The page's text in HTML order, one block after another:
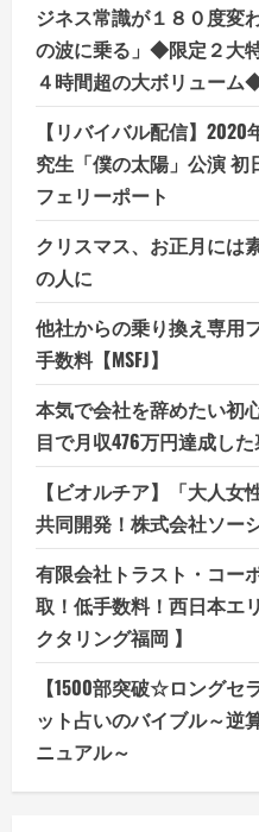
ジネス常識が１８０度変
の波に乗る」◆限定２大
４時間超の大ボリューム
【リバイバル配信】2020
究生「僕の太陽」公演
フェリーポート
クリスマス、お正月には
の人に
他社からの乗り換え専用
手数料【MSFJ】
本気で会社を辞めたい初
目で月収476万円達成し
【ビオルチア】「大人
共同開発！株式会社ソー
有限会社トラスト・コー
取！低手数料！西日本エ
クタリング福岡 】
【1500部突破☆ロングセ
ット占いのバイブル～逆
ニュアル～